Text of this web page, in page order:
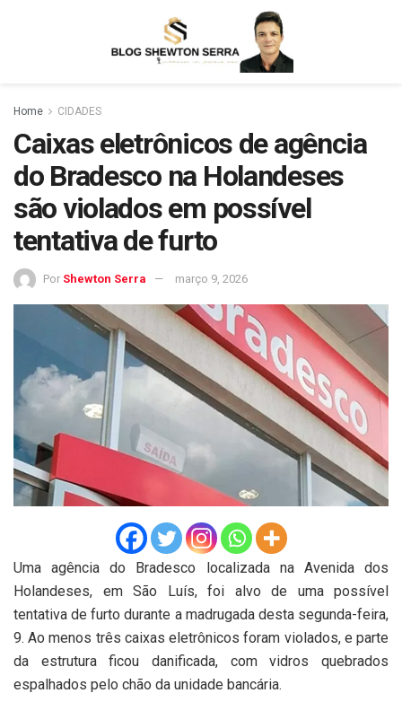
Home CIDADES
Caixas eletrônicos de agência
do Bradesco na Holandeses
são violados em possível
tentativa de furto
Por Shewton Serra março 9, 2026
Uma agência do Bradesco localizada na Avenida dos
Holandeses, em São Luís, foi alvo de uma possível
tentativa de furto durante a madrugada desta segunda-feira,
9. Ao menos três caixas eletrônicos foram violados, e parte
da estrutura ficou danificada, com vidros quebrados
espalhados pelo chão da unidade bancária.